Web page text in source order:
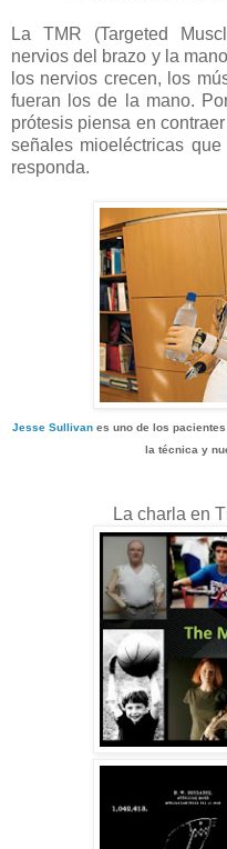
La TMR (Targeted
nervios del brazo y la
los nervios crecen, los
fueran los de la mano.
prótesis piensa en
señales mioeléctricas
responda.
Jesse Sullivanes uno de los
la técnica y
La charla en